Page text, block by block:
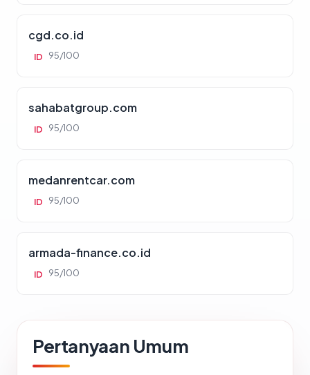
cgd.co.id
ID 95/100
sahabatgroup.com
ID 95/100
medanrentcar.com
ID 95/100
armada-finance.co.id
ID 95/100
Pertanyaan Umum